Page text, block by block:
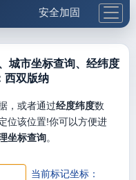
安全加固
更多工具
城市坐标查询、经纬度
西双版纳
，或者通过经度纬度数
位该位置!你可以方便进
坐标查询。
当前标记坐标：